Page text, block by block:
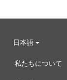
日本語
私たちについて